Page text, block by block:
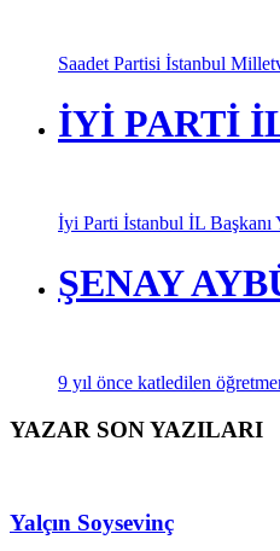
Saadet Partisi İstanbul
İYİ PARTİ
İyi Parti İstanbul İL Başkanı
ŞENAY
9 yıl önce katledilen
YAZAR SON YAZILARI
Yalçın Soysevinç